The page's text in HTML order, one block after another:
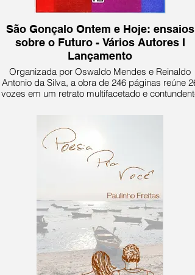
São Gonçalo Ontem e Hoje: ensaios
sobre o Futuro - Vários Autores I
Lançamento
Organizada por Oswaldo Mendes e Reinaldo
Antonio da Silva, a obra de 246 páginas reúne 26
vozes em um retrato multifacetado e contundente